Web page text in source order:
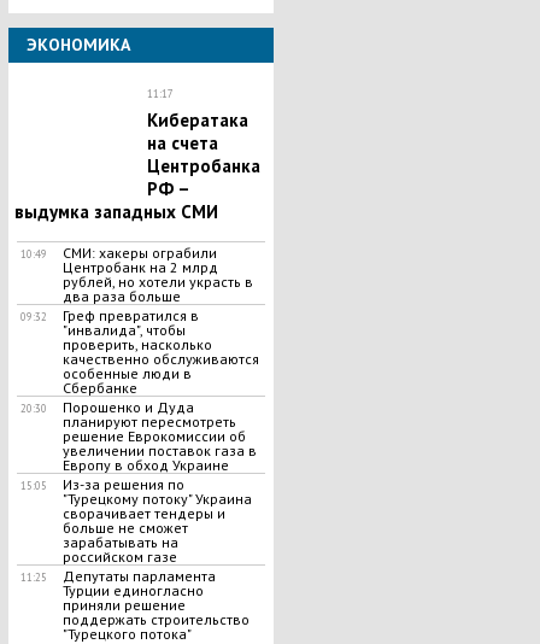
ЭКОНОМИКА
11:17
Кибератака
на счета
Центробанка
РФ –
выдумка западных СМИ
10:49
СМИ: хакеры ограбили
Центробанк на 2 млрд
рублей, но хотели украсть в
два раза больше
09:32
Греф превратился в
"инвалида", чтобы
проверить, насколько
качественно обслуживаются
особенные люди в
Сбербанке
20:30
​Порошенко и Дуда
планируют пересмотреть
решение Еврокомиссии об
увеличении поставок газа в
Европу в обход Украине
15:05
Из-за решения по
"Турецкому потоку" Украина
сворачивает тендеры и
больше не сможет
зарабатывать на
российском газе
11:25
Депутаты парламента
Турции единогласно
приняли решение
поддержать строительство
"Турецкого потока"